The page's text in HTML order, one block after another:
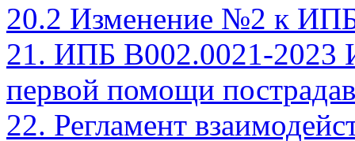
20.2 Изменение №2 к
21. ИПБ В002.0021-2023
первой помощи
22. Регламент